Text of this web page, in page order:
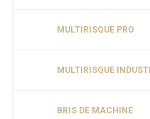
MULTIRISQUE PRO
MULTIRISQUE
BRIS DE MACHINE